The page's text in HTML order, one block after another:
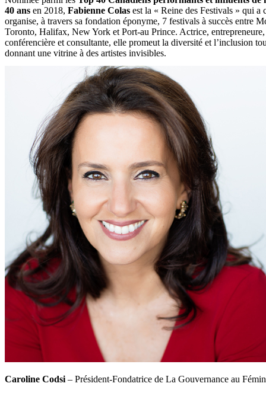
40 ans en 2018, Fabienne Colas est la « Reine des Festivals » qui a
organise, à travers sa fondation éponyme, 7 festivals à succès entre
Toronto, Halifax, New York et Port-au Prince. Actrice, entrepreneure,
conférencière et consultante, elle promeut la diversité et l’inclusion
donnant une vitrine à des artistes invisibles.
Caroline Codsi – Président-Fondatrice de La Gouvernance au